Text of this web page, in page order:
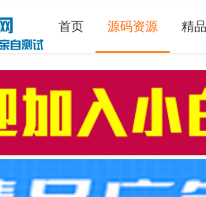
首页 源码资源 精